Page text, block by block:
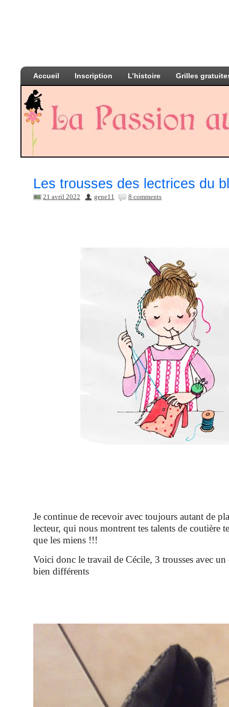
Accueil Inscription L’histoire Grilles
Les trousses des lectrices du
21 avril 2022 gene11 8 comments
Je continue de recevoir avec toujours autant de
lecteur, qui nous montrent tes talents de coutière
que les miens !!!
Voici donc le travail de Cécile, 3 trousses avec
bien différents